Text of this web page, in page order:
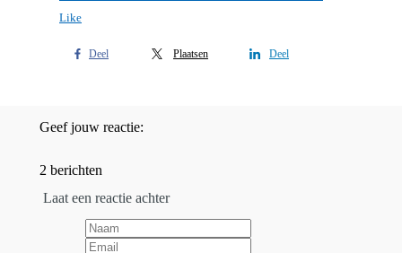
Like
Deel Plaatsen Deel
Geef jouw reactie:
2 berichten
Laat een reactie achter